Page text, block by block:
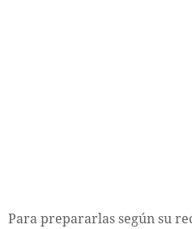
Para prepararlas según su